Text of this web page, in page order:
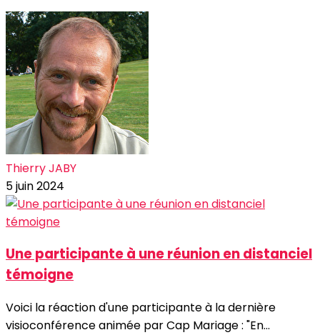
Thierry JABY
5 juin 2024
Une participante à une réunion en distanciel
témoigne
Voici la réaction d'une participante à la dernière
visioconférence animée par Cap Mariage : "En...